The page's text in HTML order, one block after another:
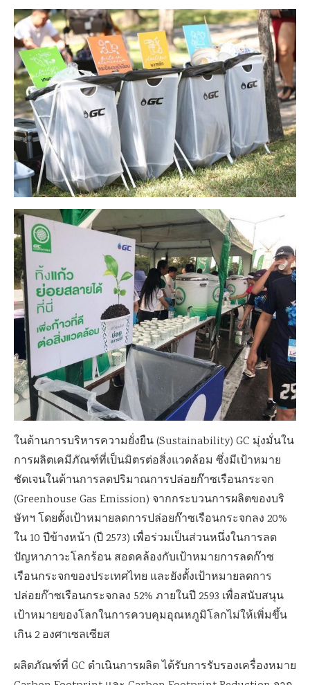
ในด้านการบริหารความยั่งยืน (Sustainability) GC มุ่งมั่นใน
การผลิตเคมีภัณฑ์ที่เป็นมิตรต่อสิ่งแวดล้อม ซึ่งมีเป้าหมาย
ชัดเจนในด้านการลดปริมาณการปล่อยก๊าซเรือนกระจก
(Greenhouse Gas Emission) จากกระบวนการผลิตของบริ
ษัทฯ โดยตั้งเป้าหมายลดการปล่อยก๊าซเรือนกระจกลง 20%
ใน 10 ปีข้างหน้า (ปี 2573) เพื่อร่วมเป็นส่วนหนึ่งในการลด
ปัญหาภาวะโลกร้อน สอดคล้องกับเป้าหมายการลดก๊าซ
เรือนกระจกของประเทศไทย และยังตั้งเป้าหมายลดการ
ปล่อยก๊าซเรือนกระจกลง 52% ภายในปี 2593 เพื่อสนับสนุน
เป้าหมายของโลกในการควบคุมอุณหภูมิโลกไม่ให้เพิ่มขึ้น
เกิน 2 องศาเซลเซียส
ผลิตภัณฑ์ที่ GC ดำเนินการผลิต ได้รับการรับรองเครื่องหมาย